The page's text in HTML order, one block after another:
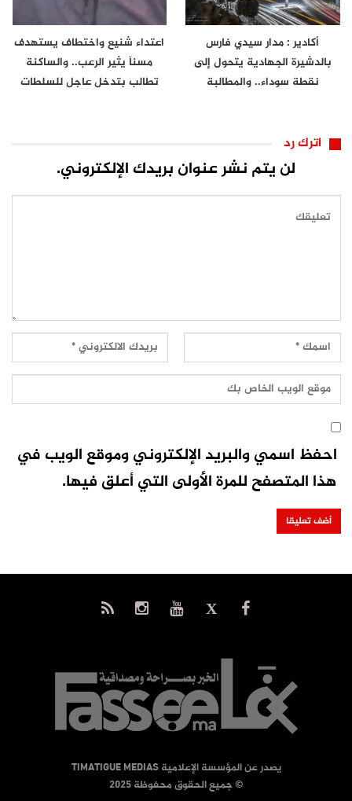
أكادير : مدار سيدي فارس
بالدشيرة الجهادية يتحول إلى
نقطة سوداء.. والمطالبة
اعتداء شنيع واختطاف يستهدف
مسناً يثير الرعب.. والساكنة
تطالب بتدخل عاجل للسلطات
اترك رد
لن يتم نشر عنوان بريدك الإلكتروني.
احفظ اسمي والبريد الإلكتروني وموقع الويب في
هذا المتصفح للمرة الأولى التي أعلق فيها.
يصدر عن المؤسسة الإعلامية TIMATIGUE MEDIAS
© جميع الحقوق محفوظة 2025